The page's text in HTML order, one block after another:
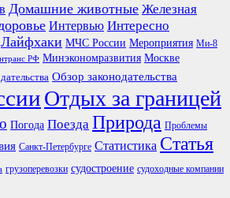
Домашние животные Железная
Интервью Интересно
Лайфхаки МЧС России Мероприятия Ми-8
РФ Минэкономразвития Москве
Обзор законодательства
Отдых за границей
Погода Поезда Природа Проблемы
Санкт-Петербурге Статистика Статья
грузоперевозки судостроение судоходные компании